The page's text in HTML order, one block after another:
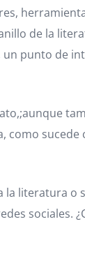
de la
punto de
como sucede
la literatura
sociales.